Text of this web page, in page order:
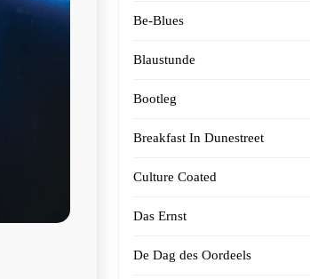
Be-Blues
Blaustunde
Bootleg
Breakfast In Dunestreet
Culture Coated
Das Ernst
De Dag des Oordeels